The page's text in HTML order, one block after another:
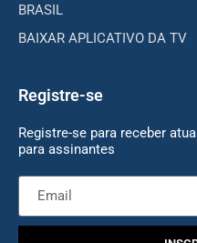
BRASIL
BAIXAR APLICATIVO DA TV
Registre-se
Registre-se para receber
para assinantes